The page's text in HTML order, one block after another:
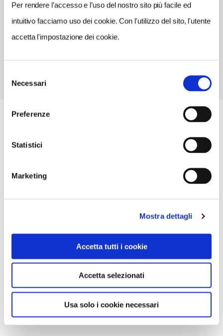
Per rendere l’accesso e l’uso del nostro sito più facile ed
intuitivo facciamo uso dei cookie. Con l'utilizzo del sito, l'utente
accetta l'impostazione dei cookie.
delNecessari
Preferenze
Statistici
Marketing
Mostra dettagli
Accetta tutti i cookie
Accetta selezionati
Usa solo i cookie necessari
ag_276.01@agentivittoria.it
0734675212